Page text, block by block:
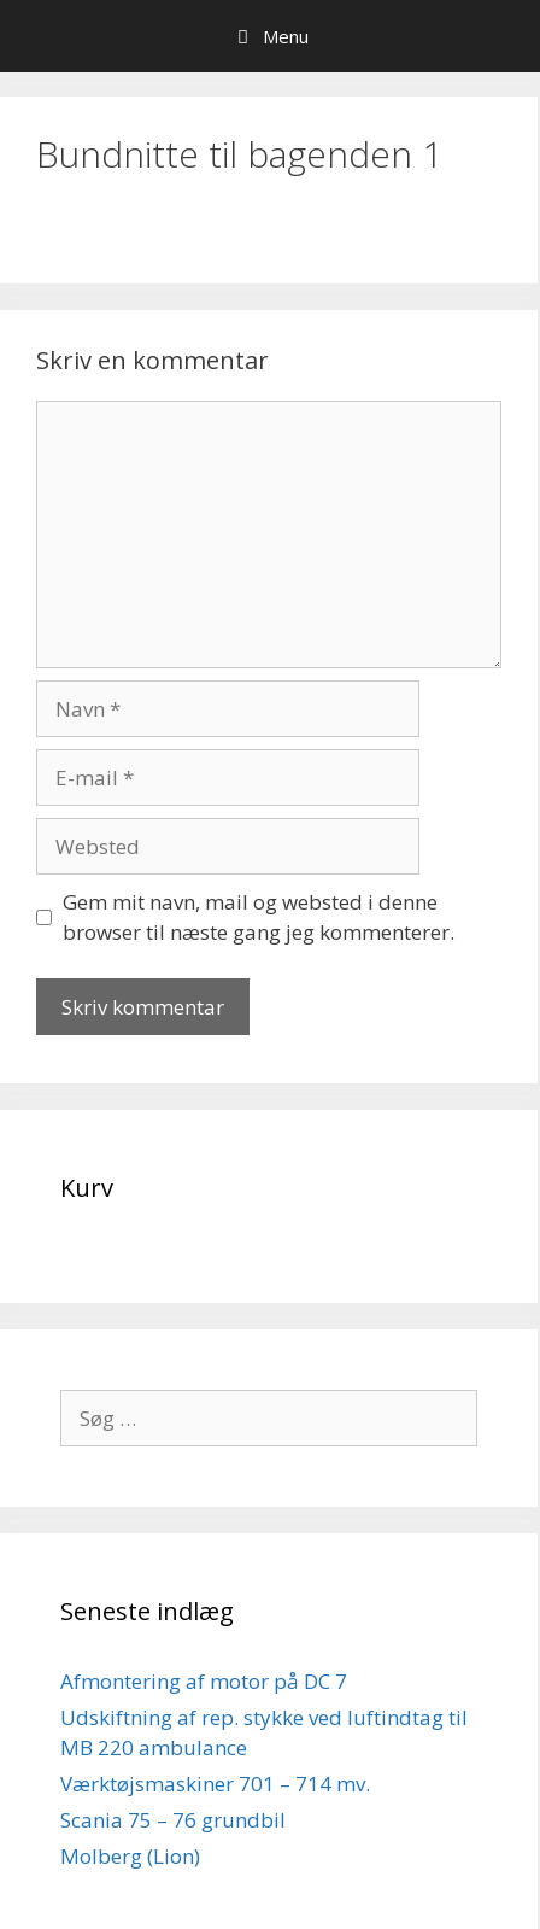
indhold
Menu
Bundnitte til bagenden 1
Skriv en kommentar
mail
Gem mit navn, mail og websted i denne
browser til næste gang jeg kommenterer.
Kurv
efter:
Seneste indlæg
Afmontering af motor på DC 7
Udskiftning af rep. stykke ved luftindtag til
MB 220 ambulance
Værktøjsmaskiner 701 – 714 mv.
Scania 75 – 76 grundbil
Molberg (Lion)